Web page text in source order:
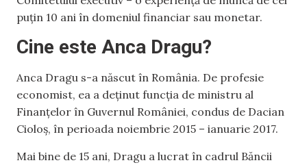
puţin 10 ani în domeniul financiar sau monetar.
Cine este Anca Dragu?
Anca Dragu s-a născut în România. De profesie
economist, ea a deținut funcția de ministru al
Finanțelor în Guvernul României, condus de Dacian
Cioloș, în perioada noiembrie 2015 – ianuarie 2017.
Mai bine de 15 ani, Dragu a lucrat în cadrul Băncii